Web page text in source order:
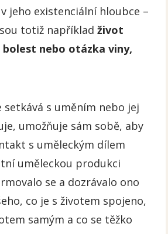
jeho existenciální hloubce –
totiž napříkladživot
nebo otázka viny,
setkává s uměním nebo jej
umožňuje sám sobě, aby
s uměleckým dílem
uměleckou produkci
se a dozrávalo ono
co je s životem spojeno,
samým a co se těžko